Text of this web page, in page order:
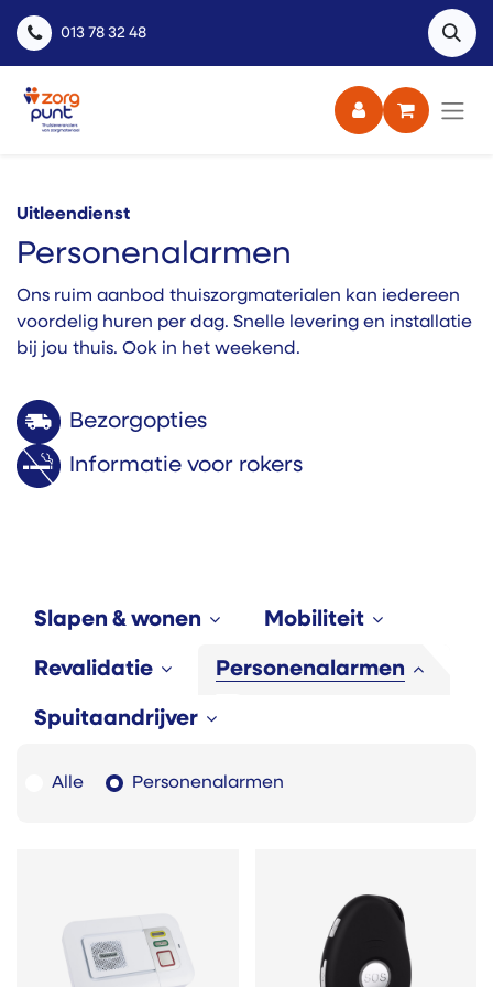
013 78 32 48
Uitleendienst
Personenalarmen
Ons ruim aanbod thuiszorgmaterialen kan iedereen
voordelig huren per dag. Snelle levering en installatie
bij jou thuis. Ook in het weekend.
Bezorgopties
Informatie voor rokers
Slapen & wonen Mobiliteit
Revalidatie Personenalarmen
Spuitaandrijver
Alle Personenalarmen